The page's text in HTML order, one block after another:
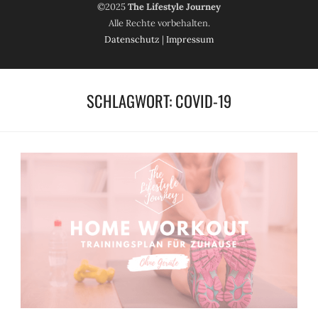
©2025The Lifestyle Journey
Alle Rechte vorbehalten.
Datenschutz | Impressum
SCHLAGWORT:COVID-19